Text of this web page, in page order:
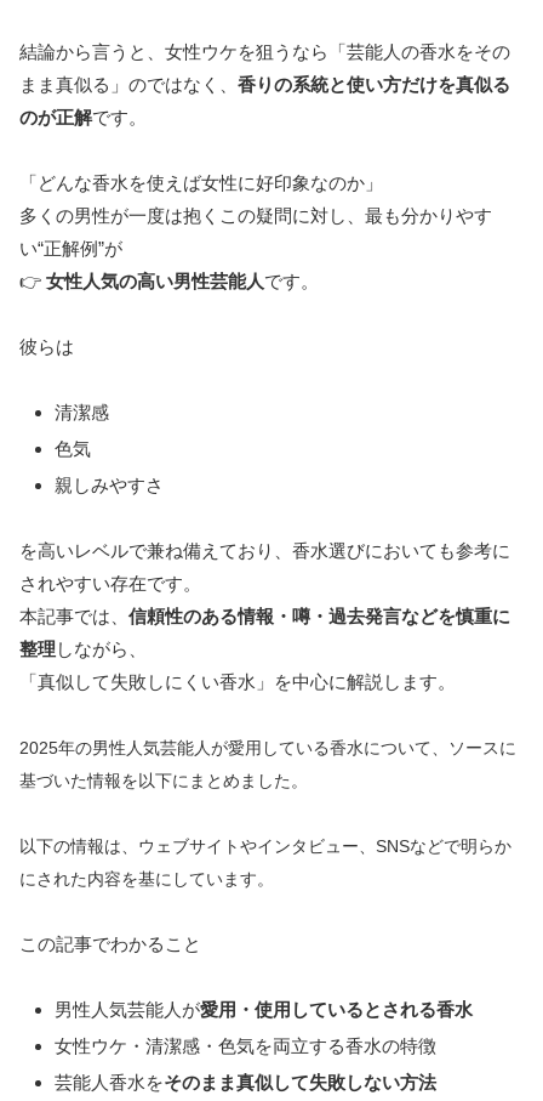
結論から言うと、女性ウケを狙うなら「芸能人の香水をその
まま真似る」のではなく、 香りの系統と使い方だけを真似る
のが正解です。
「どんな香水を使えば女性に好印象なのか」
多くの男性が一度は抱くこの疑問に対し、最も分かりやす
い“正解例”が
👉 女性人気の高い男性芸能人です。
彼らは
清潔感
色気
親しみやすさ
を高いレベルで兼ね備えており、香水選びにおいても参考に
されやすい存在です。
本記事では、 信頼性のある情報・噂・過去発言などを慎重に
整理しながら、
「真似して失敗しにくい香水」を中心に解説します。
2025年の男性人気芸能人が愛用している香水について、ソースに
基づいた情報を以下にまとめました。
以下の情報は、ウェブサイトやインタビュー、SNSなどで明らか
にされた内容を基にしています。
この記事でわかること
男性人気芸能人が愛用・使用しているとされる香水
女性ウケ・清潔感・色気を両立する香水の特徴
芸能人香水をそのまま真似して失敗しない方法